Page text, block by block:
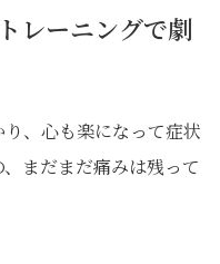
レーニングで劇
、心も楽になって症状
まだまだ痛みは残って